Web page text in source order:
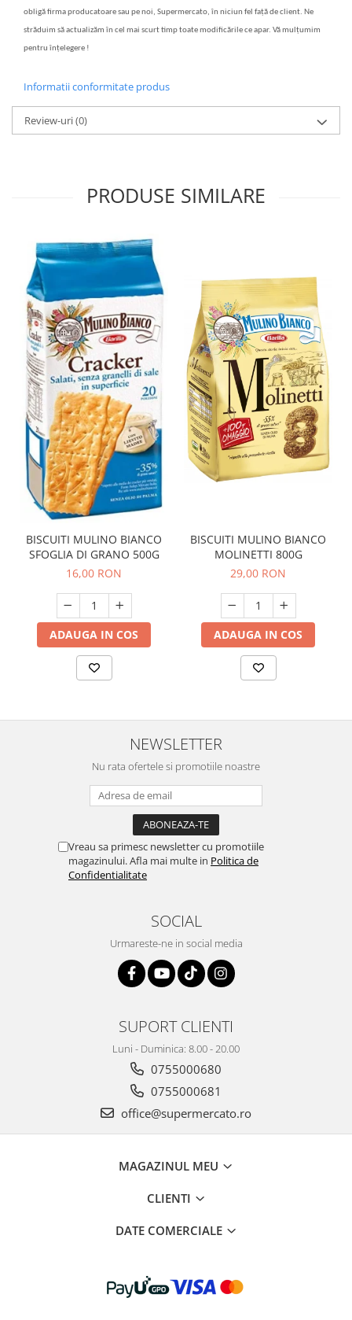
obligă firma producatoare sau pe noi, Supermercato, în niciun fel față de client. Ne
străduim să actualizăm în cel mai scurt timp toate modificările ce apar. Vă mulțumim
pentru înțelegere !
Informatii conformitate produs
Review-uri(0)
PRODUSE SIMILARE
BISCUITI MULINO BIANCO
SFOGLIA DI GRANO 500G
16,00 RON
ADAUGA IN COS
BISCUITI MULINO BIANCO
MOLINETTI 800G
29,00 RON
ADAUGA IN COS
NEWSLETTER
Nu rata ofertele si promotiile noastre
Vreau sa primesc newsletter cu promotiile
magazinului. Afla mai multe in Politica de
Confidentialitate
SOCIAL
Urmareste-ne in social media
SUPORT CLIENTI
Luni - Duminica: 8.00 - 20.00
0755000680
0755000681
office@supermercato.ro
MAGAZINUL MEU
CLIENTI
DATE COMERCIALE